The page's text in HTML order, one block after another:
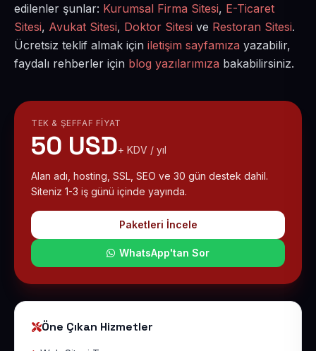
edilenler şunlar: Kurumsal Firma Sitesi, E-Ticaret
Sitesi, Avukat Sitesi, Doktor Sitesi ve Restoran Sitesi.
Ücretsiz teklif almak için iletişim sayfamıza yazabilir,
faydalı rehberler için blog yazılarımıza bakabilirsiniz.
TEK & ŞEFFAF FIYAT
50 USD+ KDV / yıl
Alan adı, hosting, SSL, SEO ve 30 gün destek dahil.
Siteniz 1-3 iş günü içinde yayında.
Paketleri İncele
WhatsApp'tan Sor
Öne Çıkan Hizmetler